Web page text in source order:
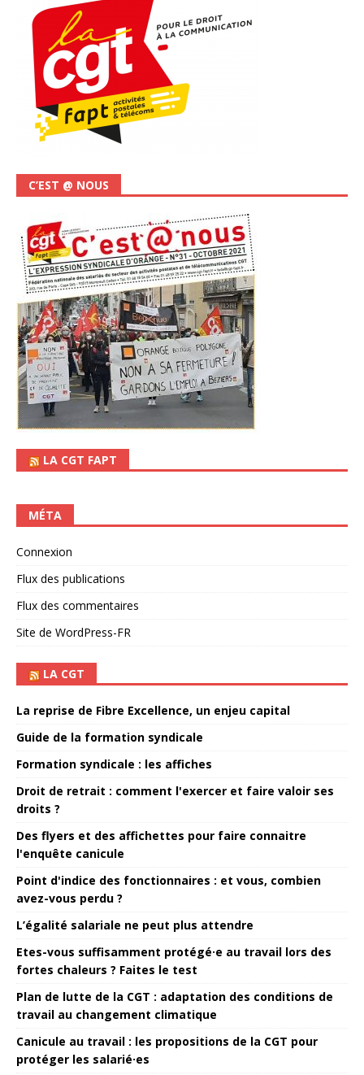
C’EST @ NOUS
LA CGT FAPT
MÉTA
Connexion
Flux des publications
Flux des commentaires
Site de WordPress-FR
LA CGT
La reprise de Fibre Excellence, un enjeu capital
Guide de la formation syndicale
Formation syndicale : les affiches
Droit de retrait : comment l'exercer et faire valoir ses
droits ?
Des flyers et des affichettes pour faire connaitre
l'enquête canicule
Point d'indice des fonctionnaires : et vous, combien
avez-vous perdu ?
L’égalité salariale ne peut plus attendre
Etes-vous suffisamment protégé·e au travail lors des
fortes chaleurs ? Faites le test
Plan de lutte de la CGT : adaptation des conditions de
travail au changement climatique
Canicule au travail : les propositions de la CGT pour
protéger les salarié·es